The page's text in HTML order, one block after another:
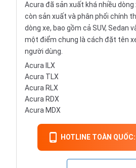
Acura đã sản xuất khá nhiều dòng
còn sản xuất và phân phối chính
dòng xe, bao gồm cả SUV, Sedan
một điểm chung là cách đặt tên
người dùng.
Acura ILX
Acura TLX
Acura RLX
Acura RDX
Acura MDX
HOTLINE TOÀN